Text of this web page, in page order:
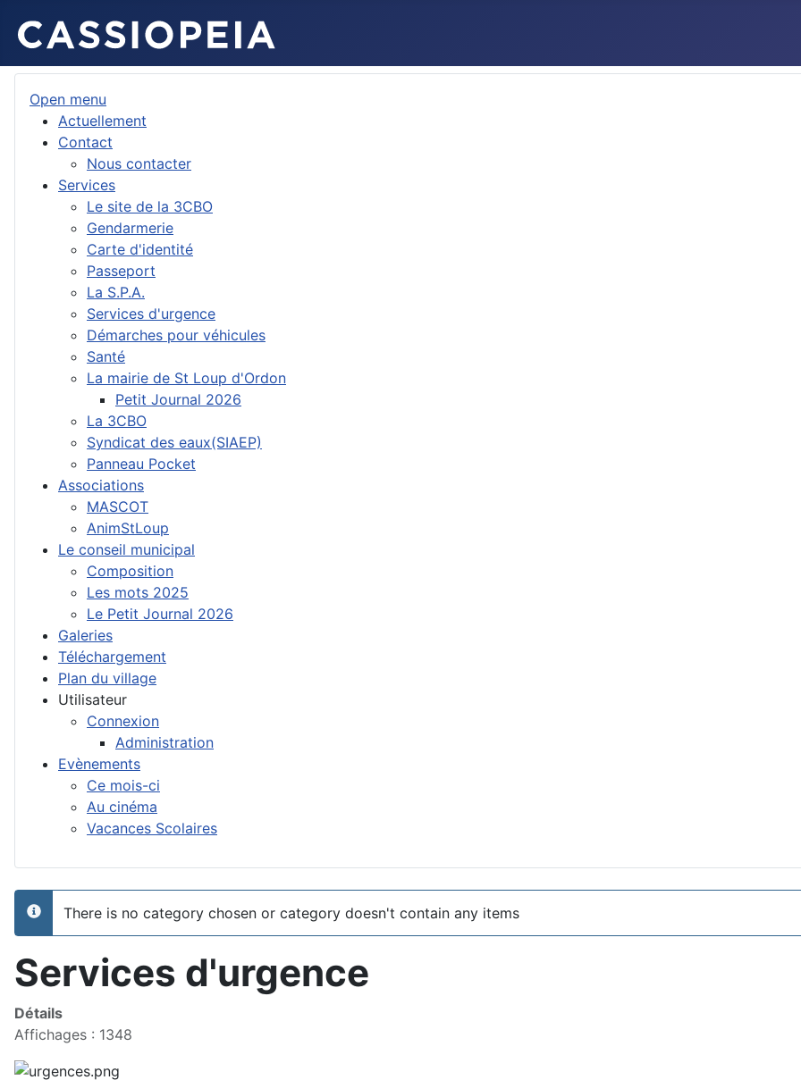
Open menu
Actuellement
Contact
Nous contacter
Services
Le site de la 3CBO
Gendarmerie
Carte d'identité
Passeport
La S.P.A.
Services d'urgence
Démarches pour véhicules
Santé
La mairie de St Loup d'Ordon
Petit Journal 2026
La 3CBO
Syndicat des eaux(SIAEP)
Panneau Pocket
Associations
MASCOT
AnimStLoup
Le conseil municipal
Composition
Les mots 2025
Le Petit Journal 2026
Galeries
Téléchargement
Plan du village
Utilisateur
Connexion
Administration
Evènements
Ce mois-ci
Au cinéma
Vacances Scolaires
info
There is no category chosen or category doesn't contain any items
Services d'urgence
Détails
Affichages : 1348